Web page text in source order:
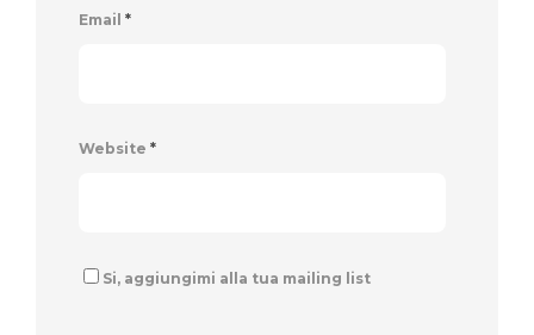
Email *
Website *
Si, aggiungimi alla tua mailing list